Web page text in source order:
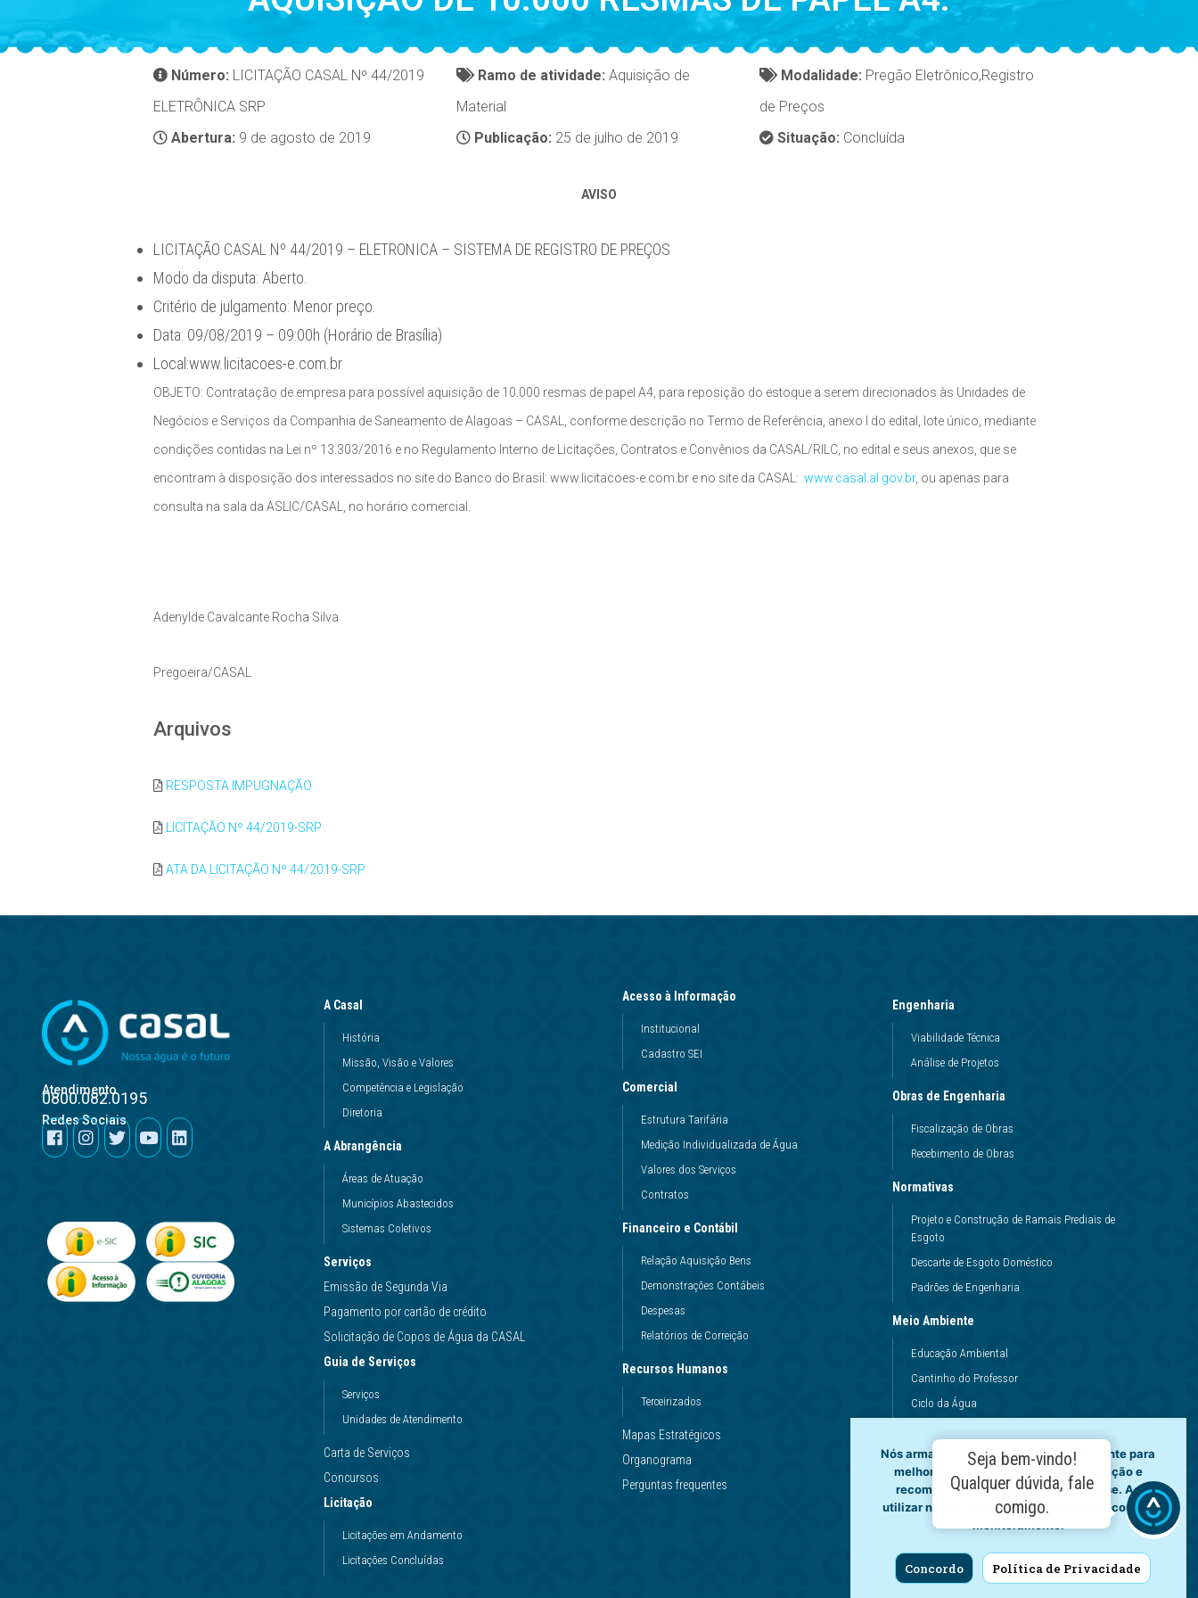
Número: LICITAÇÃO CASAL Nº 44/2019
ELETRÔNICA SRP
Ramo de atividade: Aquisição de
Material
Modalidade: Pregão Eletrônico,Registro
de Preços
Abertura: 9 de agosto de 2019 Publicação: 25 de julho de 2019 Situação: Concluída
AVISO
LICITAÇÃO CASAL Nº 44/2019 – ELETRONICA – SISTEMA DE REGISTRO DE PREÇOS
Modo da disputa: Aberto.
Critério de julgamento: Menor preço.
Data: 09/08/2019 – 09:00h (Horário de Brasília)
Local:www.licitacoes-e.com.br
OBJETO: Contratação de empresa para possível aquisição de 10.000 resmas de papel A4, para reposição do estoque a serem direcionados às Unidades de
Negócios e Serviços da Companhia de Saneamento de Alagoas – CASAL, conforme descrição no Termo de Referência, anexo I do edital, lote único, mediante
condições contidas na Lei nº 13.303/2016 e no Regulamento Interno de Licitações, Contratos e Convênios da CASAL/RILC, no edital e seus anexos, que se
encontram à disposição dos interessados no site do Banco do Brasil: www.licitacoes-e.com.br e no site da CASAL: www.casal.al.gov.br, ou apenas para
consulta na sala da ASLIC/CASAL, no horário comercial.
Adenylde Cavalcante Rocha Silva
Pregoeira/CASAL
Arquivos
RESPOSTA IMPUGNAÇÃO
LICITAÇÃO Nº 44/2019-SRP
ATA DA LICITAÇÃO Nº 44/2019-SRP
Atendimento
0800.082.0195
Redes Sociais
A Casal
História
Missão, Visão e Valores
Competência e Legislação
Diretoria
A Abrangência
Áreas de Atuação
Municípios Abastecidos
Sistemas Coletivos
Serviços
Emissão de Segunda Via
Pagamento por cartão de crédito
Solicitação de Copos de Água da CASAL
Guia de Serviços
Serviços
Unidades de Atendimento
Carta de Serviços
Concursos
Licitação
Licitações em Andamento
Licitações Concluídas
Acesso à Informação
Institucional
Cadastro SEI
Comercial
Estrutura Tarifária
Medição Individualizada de Água
Valores dos Serviços
Contratos
Financeiro e Contábil
Relação Aquisição Bens
Demonstrações Contábeis
Despesas
Relatórios de Correição
Recursos Humanos
Terceirizados
Mapas Estratégicos
Organograma
Perguntas frequentes
Engenharia
Viabilidade Técnica
Análise de Projetos
Obras de Engenharia
Fiscalização de Obras
Recebimento de Obras
Normativas
Projeto e Construção de Ramais Prediais de
Esgoto
Descarte de Esgoto Doméstico
Padrões de Engenharia
Meio Ambiente
Educação Ambiental
Cantinho do Professor
Ciclo da Água
Dinâmicas da Escola
Princípios de Higiene
Utilização da Água
Fale Conosco
LGPD
Nós armazenamos dados temporariamente para
melhorar a sua experiência de navegação e
recomendar conteúdo de seu interesse. Ao
utilizar nossos serviços, você concorda com tal
Concordo Política de Privacidade
Seja bem-vindo!
Qualquer dúvida, fale
comigo.